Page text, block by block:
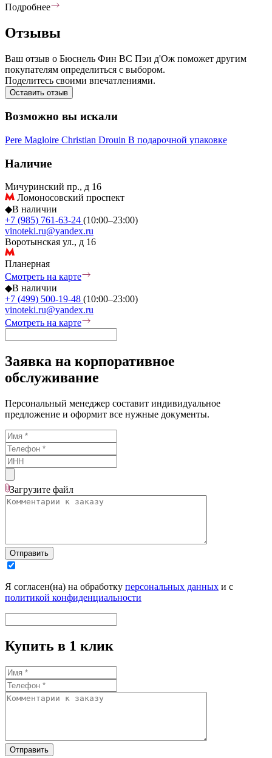
Подробнее
Отзывы
Ваш отзыв о Бюснель Фин ВС Пэи д'Ож поможет другим
покупателям определиться с выбором.
Поделитесь своими впечатлениями.
Оставить отзыв
Возможно вы искали
Pere Magloire Christian Drouin В подарочной упаковке
Наличие
Мичуринский пр., д 16
Ломоносовский проспект
◆В наличии
+7 (985) 761-63-24 (10:00–23:00)
vinoteki.ru@yandex.ru
Воротынская ул., д 16
Планерная
Смотреть на карте
◆В наличии
+7 (499) 500-19-48 (10:00–23:00)
vinoteki.ru@yandex.ru
Смотреть на карте
Заявка на корпоративное
обслуживание
Персональный менеджер составит индивидуальное
предложение и оформит все нужные документы.
Загрузите файл
Отправить
Я согласен(на) на обработку персональных данных и с
политикой конфиденциальности
Купить в 1 клик
Отправить